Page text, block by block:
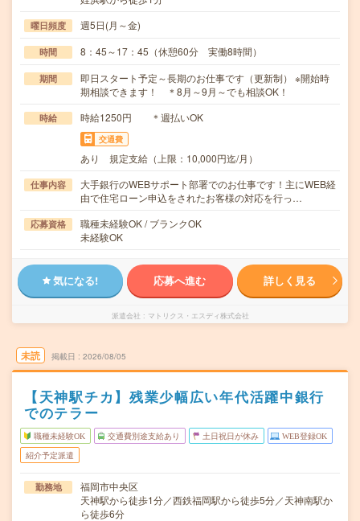
曜日頻度 週5日(月～金)
時間 8：45～17：45（休憩60分 実働8時間）
期間
即日スタート予定～長期のお仕事です（更新制） ※開始時
期相談できます！ ＊8月～9月～でも相談OK！
時給 時給1250円 ＊週払いOK
交通費
あり 規定支給（上限：10,000円迄/月）
仕事内容
大手銀行のWEBサポート部署でのお仕事です！主にWEB経
由で住宅ローン申込をされたお客様の対応を行っ…
応募資格
職種未経験OK / ブランクOK
未経験OK
気になる! 応募へ進む 詳しく見る
派遣会社 マトリクス・エスディ株式会社
未読 掲載日 2026/08/05
【天神駅チカ】残業少幅広い年代活躍中銀行
でのテラー
職種未経験OK 交通費別途支給あり 土日祝日が休み WEB登録OK
紹介予定派遣
勤務地
福岡市中央区
天神駅から徒歩1分／西鉄福岡駅から徒歩5分／天神南駅か
ら徒歩6分